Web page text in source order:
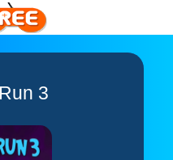
3